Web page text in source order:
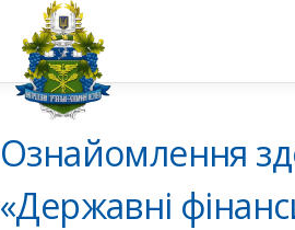
Ознайомлення
«Державні